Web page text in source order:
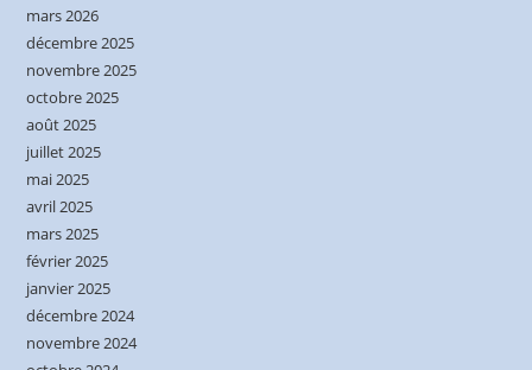
mars 2026
décembre 2025
novembre 2025
octobre 2025
août 2025
juillet 2025
mai 2025
avril 2025
mars 2025
février 2025
janvier 2025
décembre 2024
novembre 2024